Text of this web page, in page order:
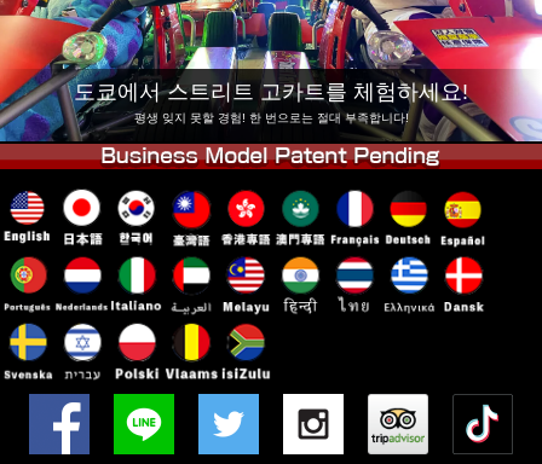
도쿄 아키하바라#2 도쿄 시부야
도쿄 시부야 애넥스 도쿄 베이
도쿄 아사쿠사 오사카
오키나와
도쿄에서 스트리트 고카트를 체험하세요!
평생 잊지 못할 경험! 한 번으로는 절대 부족합니다!